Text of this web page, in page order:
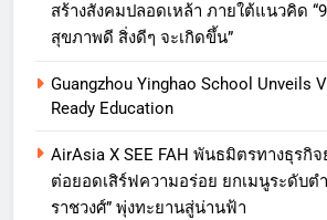
สร้างสังคมปลอดเหล้า ภายใต้แนวคิด
สุขภาพดี สิ่งดีๆ จะเกิดขึ้น”
Guangzhou Yinghao School Unveils
Ready Education
AirAsia X SEE FAH พันธมิตรทางธุรกิ
ต่อยอดเสิร์ฟความอร่อย ยกเมนูระดับต
ราชวงศ์” พุ่งทะยานสู่น่านฟ้า